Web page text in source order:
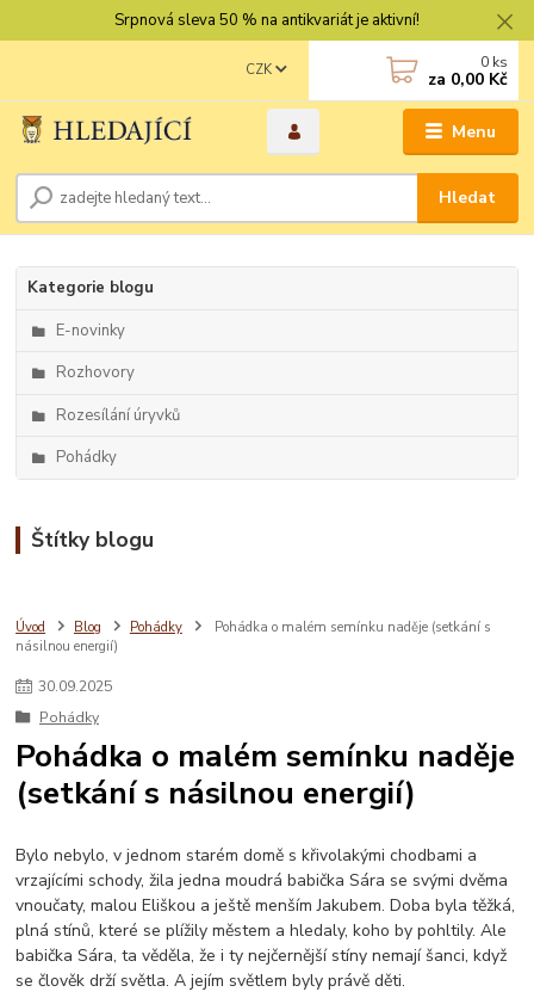
Srpnová sleva 50 % na antikvariát je aktivní!
Menu
CZK
Hledat
0 ks
za 0,00 Kč
Kategorie blogu
E-novinky
Rozhovory
Rozesílání úryvků
Pohádky
Štítky blogu
Úvod Blog Pohádky
Pohádka o malém semínku naděje (setkání s
násilnou energií)
30.09.2025
Pohádky
Pohádka o malém semínku naděje
(setkání s násilnou energií)
Bylo nebylo, v jednom starém domě s křivolakými chodbami a
vrzajícími schody, žila jedna moudrá babička Sára se svými dvěma
vnoučaty, malou Eliškou a ještě menším Jakubem. Doba byla těžká,
plná stínů, které se plížily městem a hledaly, koho by pohltily. Ale
babička Sára, ta věděla, že i ty nejčernější stíny nemají šanci, když
se člověk drží světla. A jejím světlem byly právě děti.